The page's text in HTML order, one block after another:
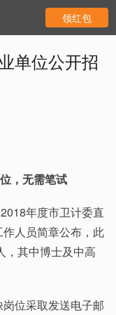
领红包
单位公开招
，无需笔试
年度市卫计委直
人员简章公布，此
，其中博士及中高
位采取发送电子邮